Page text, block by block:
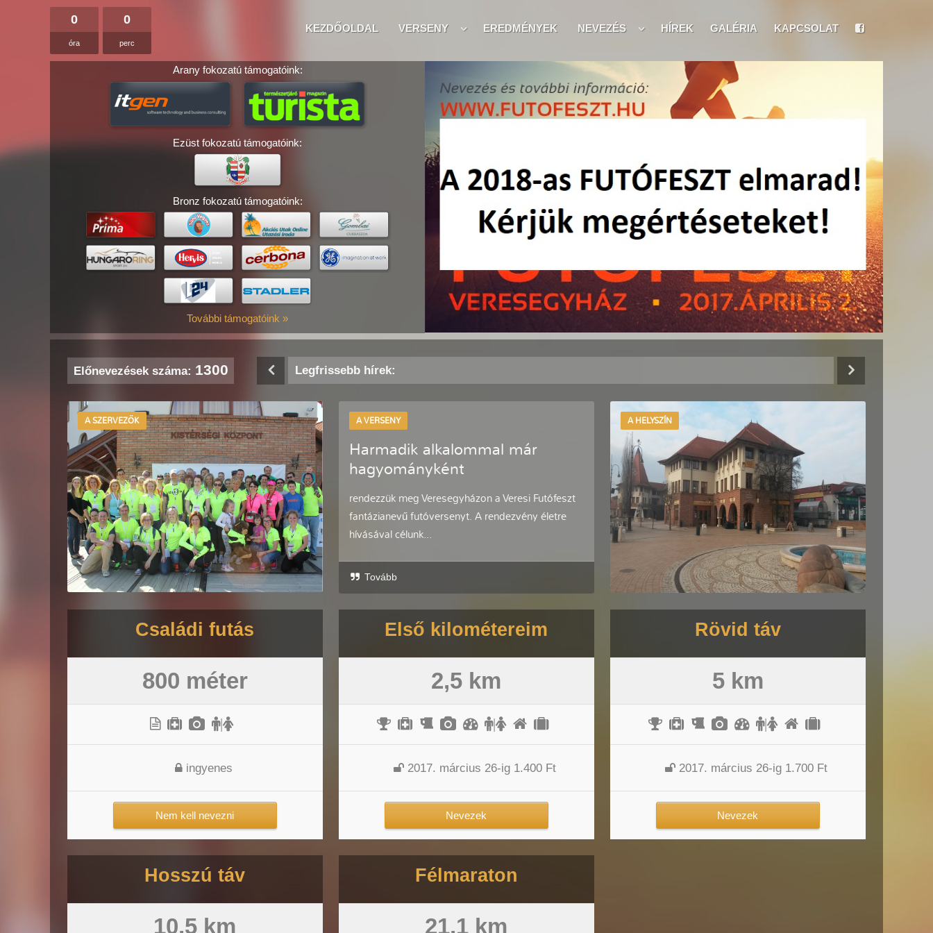
0
óra
0
perc
KEZDŐOLDAL VERSENY EREDMÉNYEK NEVEZÉS HÍREK GALÉRIA KAPCSOLAT
Arany fokozatú támogatóink:
Ezüst fokozatú támogatóink:
Bronz fokozatú támogatóink:
További támogatóink »
Előnevezések száma: 1300 Legfrissebb hírek:
A SZERVEZŐK A VERSENY
Harmadik alkalommal már
hagyományként
rendezzük meg Veresegyházon a Veresi Futófeszt
fantázianevű futóversenyt. A rendezvény életre
hívásával célunk...
Tovább
A HELYSZÍN
Családi futás
800 méter
|
ingyenes
Nem kell nevezni
Első kilométereim
2,5 km
|
2017. március 26-ig 1.400 Ft
Nevezek
Rövid táv
5 km
|
2017. március 26-ig 1.700 Ft
Nevezek
Hosszú táv
10,5 km
Félmaraton
21,1 km